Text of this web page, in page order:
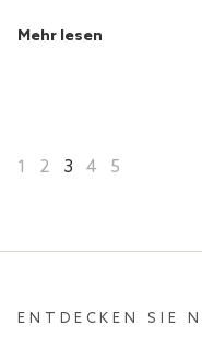
Mehr lesen
1 2 3 4 5
ENTDECKEN SIE